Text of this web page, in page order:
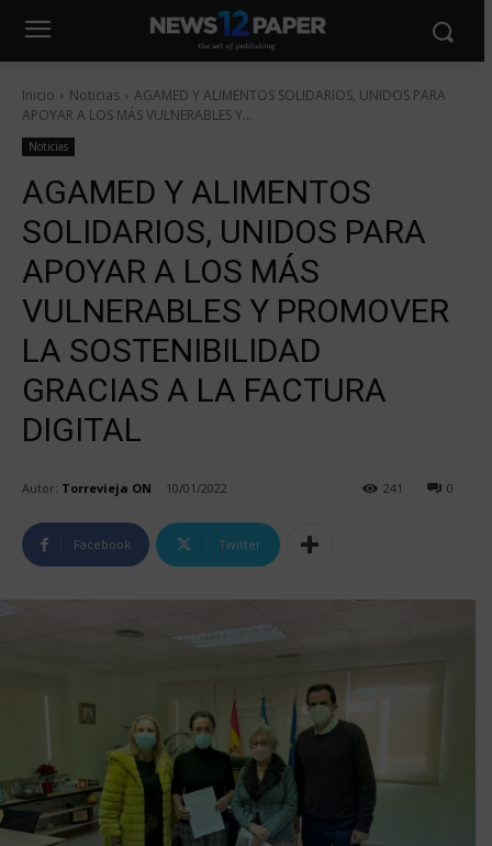
Inicio Noticias
AGAMED Y ALIMENTOS SOLIDARIOS, UNIDOS PARA
APOYAR A LOS MÁS VULNERABLES Y...
Noticias
AGAMED Y ALIMENTOS
SOLIDARIOS, UNIDOS PARA
APOYAR A LOS MÁS
VULNERABLES Y PROMOVER
LA SOSTENIBILIDAD
GRACIAS A LA FACTURA
DIGITAL
Autor: Torrevieja ON 10/01/2022 0
241
Facebook Twitter